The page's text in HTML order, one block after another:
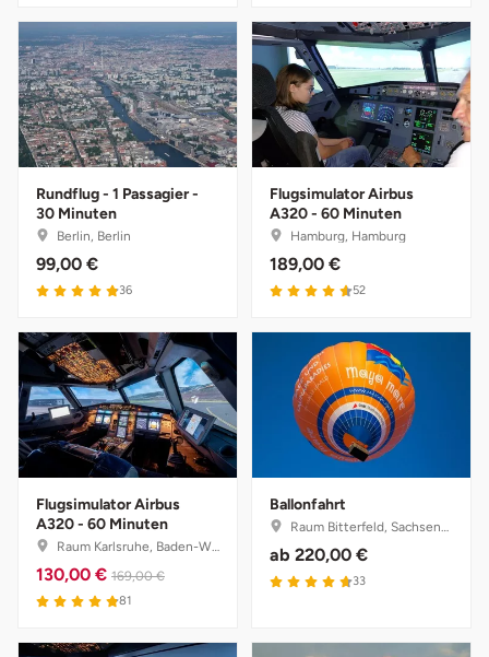
Rundflug - 1 Passagier -
30 Minuten
Berlin, Berlin
99,00 €
36
Flugsimulator Airbus
A320 - 60 Minuten
Hamburg, Hamburg
189,00 €
52
Flugsimulator Airbus
A320 - 60 Minuten
Raum Karlsruhe, Baden-Württemberg
130,00 € 169,00 €
81
Ballonfahrt
Raum Bitterfeld, Sachsen-Anhalt
ab 220,00 €
33
Saarbrücken
Salzgitter
Schongau
Schwabach
Schweinfurt
Segeberg
Seligenstadt
Speyer
Stade
Steinburg
Stendal